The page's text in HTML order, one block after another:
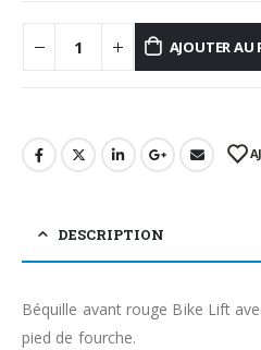
AJOUTER AU
DESCRIPTION
Béquille avant rouge Bike Lift
pied de fourche.